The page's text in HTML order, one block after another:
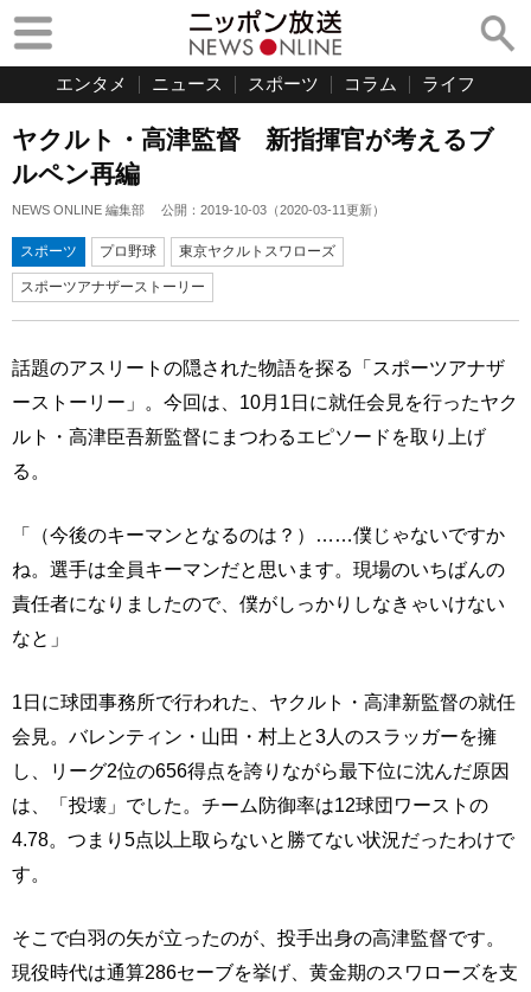
エンタメ ニュース スポーツ コラム ライフ
ヤクルト・高津監督 新指揮官が考えるブ
ルペン再編
NEWS ONLINE 編集部 公開： 2019-10-03 （2020-03-11更新）
スポーツ プロ野球 東京ヤクルトスワローズ
スポーツアナザーストーリー
話題のアスリートの隠された物語を探る「スポーツアナザ
ーストーリー」。今回は、10月1日に就任会見を行ったヤク
ルト・高津臣吾新監督にまつわるエピソードを取り上げ
る。
「（今後のキーマンとなるのは？）……僕じゃないですか
ね。選手は全員キーマンだと思います。現場のいちばんの
責任者になりましたので、僕がしっかりしなきゃいけない
なと」
1日に球団事務所で行われた、ヤクルト・高津新監督の就任
会見。バレンティン・山田・村上と3人のスラッガーを擁
し、リーグ2位の656得点を誇りながら最下位に沈んだ原因
は、「投壊」でした。チーム防御率は12球団ワーストの
4.78。つまり5点以上取らないと勝てない状況だったわけで
す。
そこで白羽の矢が立ったのが、投手出身の高津監督です。
現役時代は通算286セーブを挙げ、黄金期のスワローズを支